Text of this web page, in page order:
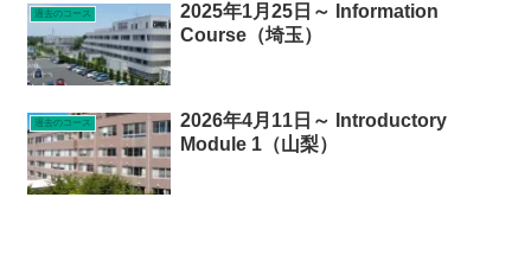
過去のコース
2025年1月25日～ Information
Course（埼玉）
過去のコース
2026年4月11日～ Introductory
Module 1（山梨）